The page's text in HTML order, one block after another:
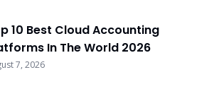
10 Best Cloud Accounting
In The World 2026
7, 2026